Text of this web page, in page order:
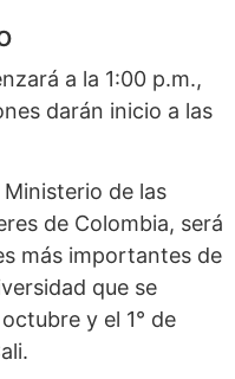
a la 1:00 p.m.,
darán inicio a las
de las
de Colombia, será
más importantes de
que se
y el 1° de